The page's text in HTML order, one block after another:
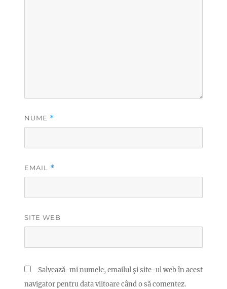
NUME *
EMAIL *
SITE WEB
Salvează-mi numele, emailul și site-ul web în acest
navigator pentru data viitoare când o să comentez.